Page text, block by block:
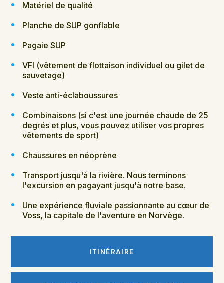
Matériel de qualité
Planche de SUP gonflable
Pagaie SUP
VFI (vêtement de flottaison individuel ou gilet de
sauvetage)
Veste anti-éclaboussures
Combinaisons (si c'est une journée chaude de 25
degrés et plus, vous pouvez utiliser vos propres
vêtements de sport)
Chaussures en néoprène
Transport jusqu'à la rivière. Nous terminons
l'excursion en pagayant jusqu'à notre base.
Une expérience fluviale passionnante au cœur de
Voss, la capitale de l'aventure en Norvège.
ITINÉRAIRE